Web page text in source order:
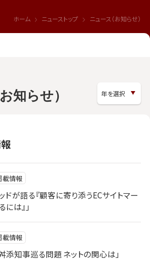
ホーム ニューストップ ニュース（お知らせ）
知らせ）
載情報
ドが語る『顧客に寄り添うECサイトマー
は』」
載情報
添知事巡る問題 ネットの関心は」